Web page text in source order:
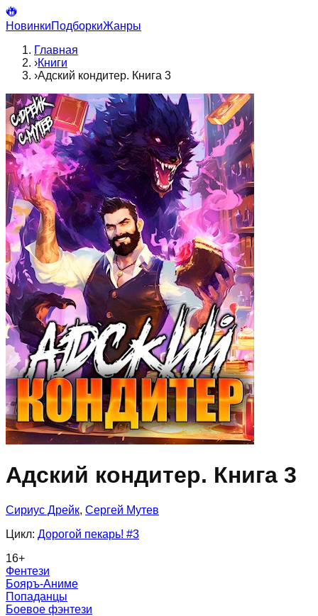
НовинкиПодборкиЖанры
Главная
›Книги
›Адский кондитер. Книга 3
Адский кондитер. Книга 3
Сириус Дрейк, Сергей Мутев
Цикл: Дорогой пекарь! #3
16+
Фентези
Бояръ-Аниме
Попаданцы
Боевое фэнтези